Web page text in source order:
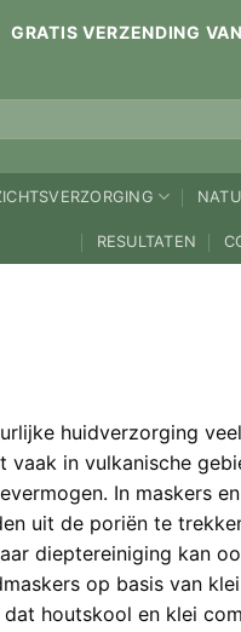
GRATIS VERZENDING
RESULTATEN
huidverzorging
vaak in vulkanische
In maskers
uit de poriën te
dieptereiniging kan
op basis van
dat houtskool en klei